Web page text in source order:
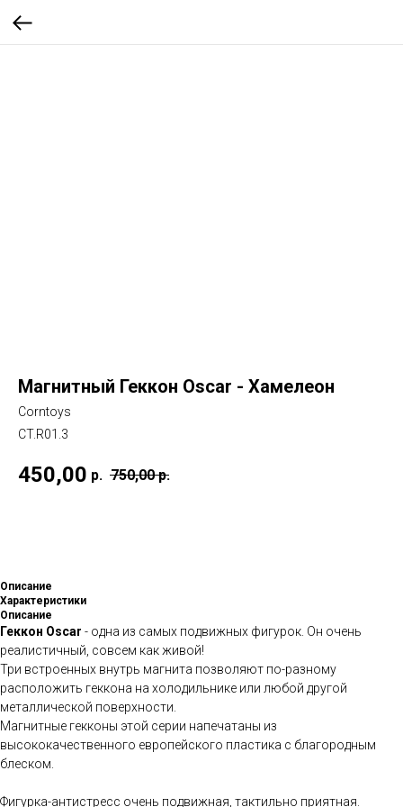
Магнитный Геккон Oscar - Хамелеон
Corntoys
CT.R01.3
450,00 р. 750,00 р.
Описание
Характеристики
Описание
Геккон Oscar - одна из самых подвижных фигурок. Он очень
реалистичный, совсем как живой!
Три встроенных внутрь магнита позволяют по-разному
расположить геккона на холодильнике или любой другой
металлической поверхности.
Магнитные гекконы этой серии напечатаны из
высококачественного европейского пластика с благородным
блеском.
Фигурка-антистресс очень подвижная, тактильно приятная.